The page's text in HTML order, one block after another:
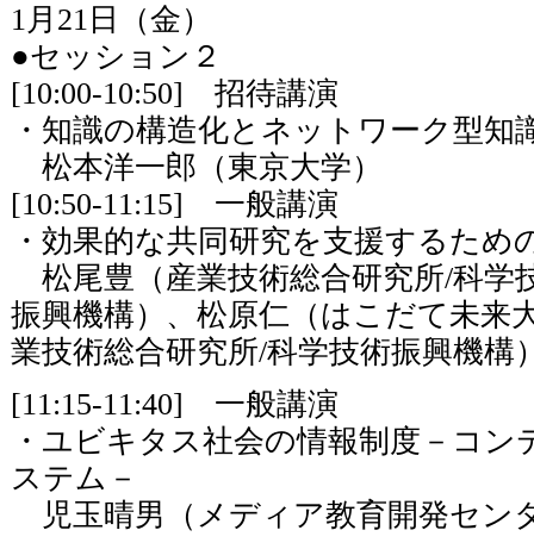
1月21日（金）
●セッション２
[10:00-10:50] 招待講演
・知識の構造化とネットワーク型
松本洋一郎（東京大学）
[10:50-11:15] 一般講演
・効果的な共同研究を支援するた
松尾豊（産業技術総合研究所/科学
振興機構）、松原仁（はこだて未
業技術総合研究所/科学技術振興機
[11:15-11:40] 一般講演
・ユビキタス社会の情報制度－コ
ステム－
児玉晴男（メディア教育開発セン